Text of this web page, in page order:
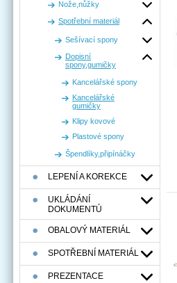
Nože,nůžky
Spotřební materiál
Sešívací spony
Dopisní
spony,gumičky
Kancelářské spony
Kancelářské
gumičky
Klipy kovové
Plastové spony
Špendlíky,připínáčky
LEPENÍ A KOREKCE
UKLÁDÁNÍ
DOKUMENTÚ
OBALOVÝ MATERIÁL
SPOTŘEBNÍ MATERIÁL
PREZENTACE